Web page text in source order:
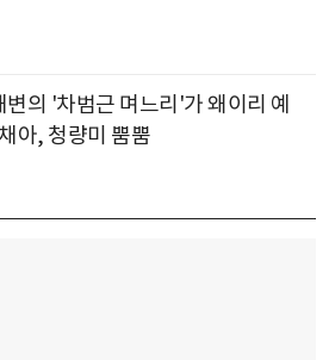
변의 '차범근 며느리'가 왜이리 예
아, 청량미 뿜뿜